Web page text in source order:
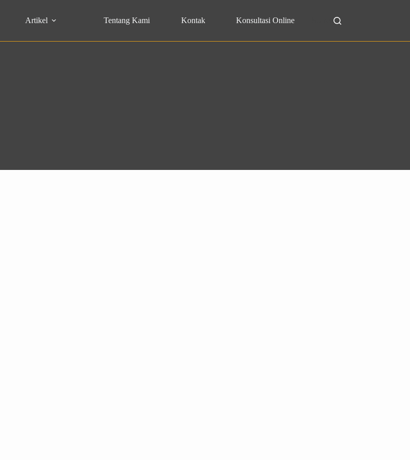
Artikel Tentang Kami Kontak Konsultasi Online